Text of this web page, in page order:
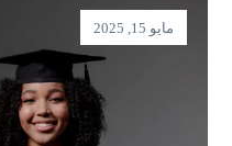
مايو 15, 2025